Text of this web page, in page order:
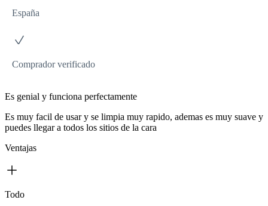
España
Comprador verificado
Es genial y funciona perfectamente
Es muy facil de usar y se limpia muy rapido, ademas es muy suave y
puedes llegar a todos los sitios de la cara
Ventajas
Todo